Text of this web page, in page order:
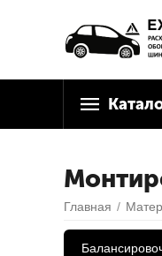
Главная /